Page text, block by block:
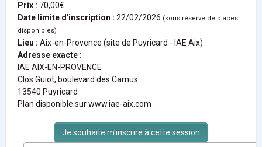
Prix : 70,00€
Date limite d'inscription : 22/02/2026 (sous réserve de places
disponibles)
Lieu : Aix-en-Provence (site de Puyricard - IAE Aix)
Adresse exacte :
IAE AIX-EN-PROVENCE
Clos Guiot, boulevard des Camus
13540 Puyricard
Plan disponible sur www.iae-aix.com